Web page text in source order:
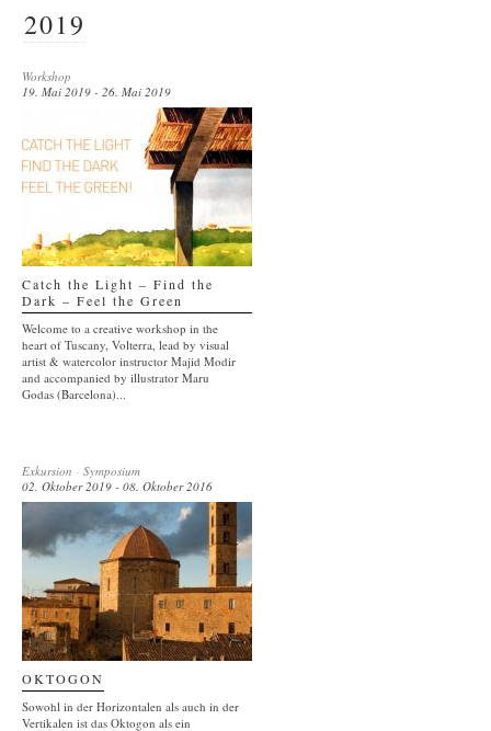
2019
Workshop
19. Mai 2019 - 26. Mai 2019
Catch the Light – Find the
Dark – Feel the Green
Welcome to a creative workshop in the
heart of Tuscany, Volterra, lead by visual
artist & watercolor instructor Majid Modir
and accompanied by illustrator Maru
Godas (Barcelona)...
Exkursion - Symposium
02. Oktober 2019 - 08. Oktober 2016
OKTOGON
Sowohl in der Horizontalen als auch in der
Vertikalen ist das Oktogon als ein